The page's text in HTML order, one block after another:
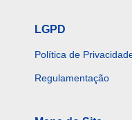
LGPD
Política de
Regulamentação